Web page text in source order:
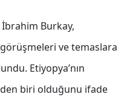
İbrahim Burkay,
ve temaslara
Etiyopya’nın
biri olduğunu ifade